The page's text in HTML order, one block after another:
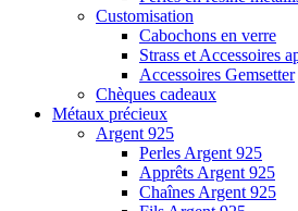
Customisation
Cabochons en verre
Strass et Accessoires
Accessoires Gemsetter
Chèques cadeaux
Métaux précieux
Argent 925
Perles Argent 925
Apprêts Argent 925
Chaînes Argent 925